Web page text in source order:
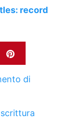
record
di